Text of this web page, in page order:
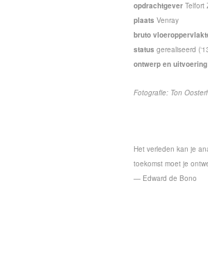
opdrachtgever Telfort
plaats Venray
bruto
status gerealiseerd
ontwerp en uitvoering
Fotografie: Ton
Het verleden kan je
toekomst moet je
— Edward de Bono